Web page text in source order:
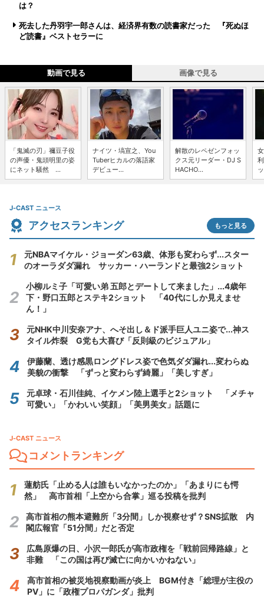
は？
死去した丹羽宇一郎さんは、経済界有数の読書家だった 『死ぬほ
ど読書』ベストセラーに
動画で見る 画像で見る
「鬼滅の刃」禰豆子役
の声優・鬼頭明里の姿
にネット騒然 ...
ナイツ・塙宣之、You
Tuberヒカルの落語家
デビュー...
解散のレペゼンフォッ
クス元リーダー・DJ S
HACHO...
J-CAST ニュース
アクセスランキング もっと見る
元NBAマイケル・ジョーダン63歳、体形も変わらず...スター
のオーラダダ漏れ サッカー・ハーランドと最強2ショット
小柳ルミ子「可愛い弟 五郎とデートして来ました」...4歳年
下・野口五郎とステキ2ショット 「40代にしか見えませ
ん！」
元NHK中川安奈アナ、へそ出し＆ド派手巨人ユニ姿で...神ス
タイル炸裂 G党も大喜び「反則級のビジュアル」
伊藤蘭、透け感黒ロングドレス姿で色気ダダ漏れ...変わらぬ
美貌の衝撃 「ずっと変わらず綺麗」「美しすぎ」
元卓球・石川佳純、イケメン陸上選手と2ショット 「メチャ
可愛い」「かわいい笑顔」「美男美女」話題に
J-CAST ニュース
コメントランキング
蓮舫氏「止める人は誰もいなかったのか」「あまりにも愕
然」 高市首相「上空から合掌」巡る投稿を批判
高市首相の熊本避難所「3分間」しか視察せず？SNS拡散 内
閣広報官「51分間」だと否定
広島原爆の日、小沢一郎氏が高市政権を「戦前回帰路線」と
非難 「この国は再び滅亡に向かいかねない」
高市首相の被災地視察動画が炎上 BGM付き「総理が主役の
PV」に「政権プロパガンダ」批判